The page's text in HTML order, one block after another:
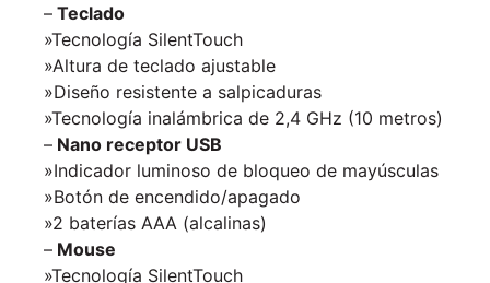
– Teclado
»Tecnología SilentTouch
»Altura de teclado ajustable
»Diseño resistente a salpicaduras
»Tecnología inalámbrica de 2,4 GHz (10 metros)
– Nano receptor USB
»Indicador luminoso de bloqueo de mayúsculas
»Botón de encendido/apagado
»2 baterías AAA (alcalinas)
– Mouse
»Tecnología SilentTouch